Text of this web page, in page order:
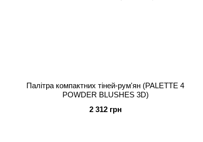
Палітра компактних тіней-рум'ян (PALETTE 4
POWDER BLUSHES 3D)
2 312 грн